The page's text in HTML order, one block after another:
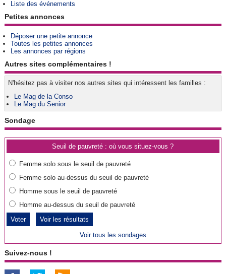
Liste des événements
Petites annonces
Déposer une petite annonce
Toutes les petites annonces
Les annonces par régions
Autres sites complémentaires !
N'hésitez pas à visiter nos autres sites qui intéressent les familles :
Le Mag de la Conso
Le Mag du Senior
Sondage
Seuil de pauvreté : où vous situez-vous ?
Femme solo sous le seuil de pauvreté
Femme solo au-dessus du seuil de pauvreté
Homme sous le seuil de pauvreté
Homme au-dessus du seuil de pauvreté
Voir les résultats
Voir tous les sondages
Suivez-nous !